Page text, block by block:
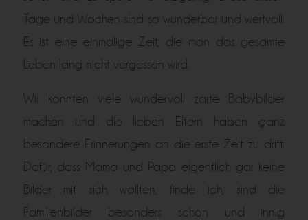
Tage und Wochen sind so wunderbar und wertvoll.
Es ist eine einmalige Zeit, die man das gesamte
Leben lang nicht vergessen wird.
Wir konnten viele wundervoll zarte Babybilder
machen und die lieben Eltern haben ganz
besondere Erinnerungen an die erste Zeit zu dritt.
Dafür, dass Mama und Papa eigentlich gar keine
Bilder mit sich wollten, finde ich, sind die
Familienbilder besonders schön und innig